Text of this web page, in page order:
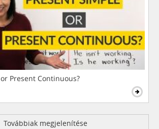
Present Continuous?
Továbbiak megjelenítése